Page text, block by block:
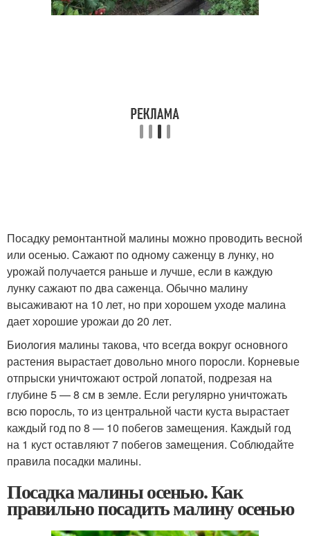
Посадку ремонтантной малины можно проводить весной
или осенью. Сажают по одному саженцу в лунку, но
урожай получается раньше и лучше, если в каждую
лунку сажают по два саженца. Обычно малину
высаживают на 10 лет, но при хорошем уходе малина
дает хорошие урожаи до 20 лет.
Биология малины такова, что всегда вокруг основного
растения вырастает довольно много поросли. Корневые
отпрыски уничтожают острой лопатой, подрезая на
глубине 5 — 8 см в земле. Если регулярно уничтожать
всю поросль, то из центральной части куста вырастает
каждый год по 8 — 10 побегов замещения. Каждый год
на 1 куст оставляют 7 побегов замещения. Соблюдайте
правила посадки малины.
Посадка малины осенью. Как
правильно посадить малину осенью